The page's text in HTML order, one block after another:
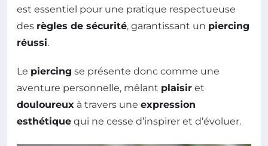
est essentiel pour une pratique respectueuse
des règles de sécurité, garantissant un piercing
réussi.
Le piercing se présente donc comme une
aventure personnelle, mêlant plaisir et
douloureux à travers une expression
esthétique qui ne cesse d’inspirer et d’évoluer.